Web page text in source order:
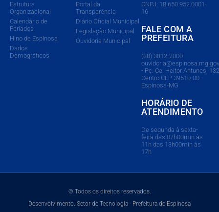
Estrutura
Organizacional
Calendário de
Feriados
Hino de Espinosa
Dados
Demográficos
Portal da
Transparência
Diário Oficial Municipal
Legislação Municipal
Ouvidoria Municipal
CNPJ: 18.650.952.0001-
16
FALE COM A
PREFEITURA
(38) 3812-2000
- Pç. Cel Heitor Antunes,
Centro CEP 39510-00 -
Espinosa-MG
HORÁRIO DE
ATENDIMENTO
De segunda à sexta-
feira das 07h00min às
11h das 13h00min às
17h
© Todos os direitos reservados.
Desenvolvimento: Setor de Tecnologia - Prefeitura de Espinosa